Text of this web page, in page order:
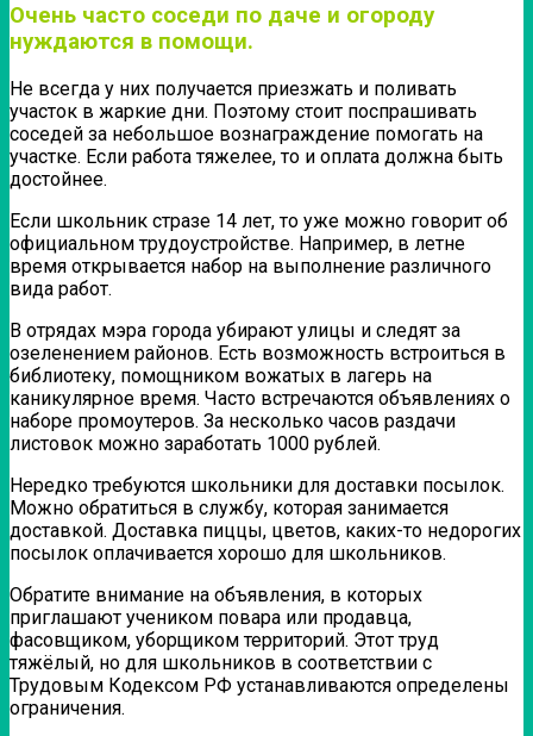
Очень часто соседи по даче и огороду
нуждаются в помощи.
Не всегда у них получается приезжать и поливать
участок в жаркие дни. Поэтому стоит поспрашивать
соседей за небольшое вознаграждение помогать на
участке. Если работа тяжелее, то и оплата должна быть
достойнее.
Если школьник стразе 14 лет, то уже можно говорит об
официальном трудоустройстве. Например, в летне
время открывается набор на выполнение различного
вида работ.
В отрядах мэра города убирают улицы и следят за
озеленением районов. Есть возможность встроиться в
библиотеку, помощником вожатых в лагерь на
каникулярное время. Часто встречаются объявлениях о
наборе промоутеров. За несколько часов раздачи
листовок можно заработать 1000 рублей.
Нередко требуются школьники для доставки посылок.
Можно обратиться в службу, которая занимается
доставкой. Доставка пиццы, цветов, каких-то недорогих
посылок оплачивается хорошо для школьников.
Обратите внимание на объявления, в которых
приглашают учеником повара или продавца,
фасовщиком, уборщиком территорий. Этот труд
тяжёлый, но для школьников в соответствии с
Трудовым Кодексом РФ устанавливаются определены
ограничения.